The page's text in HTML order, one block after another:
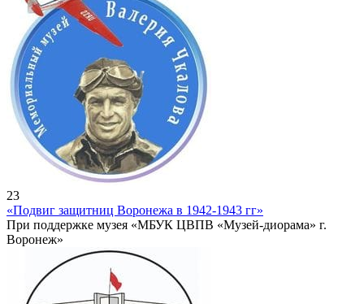
23
«Подвиг защитниц Воронежа в 1942-1943 гг»
При поддержке музея «МБУК ЦВПВ «Музей-диорама» г.
Воронеж»